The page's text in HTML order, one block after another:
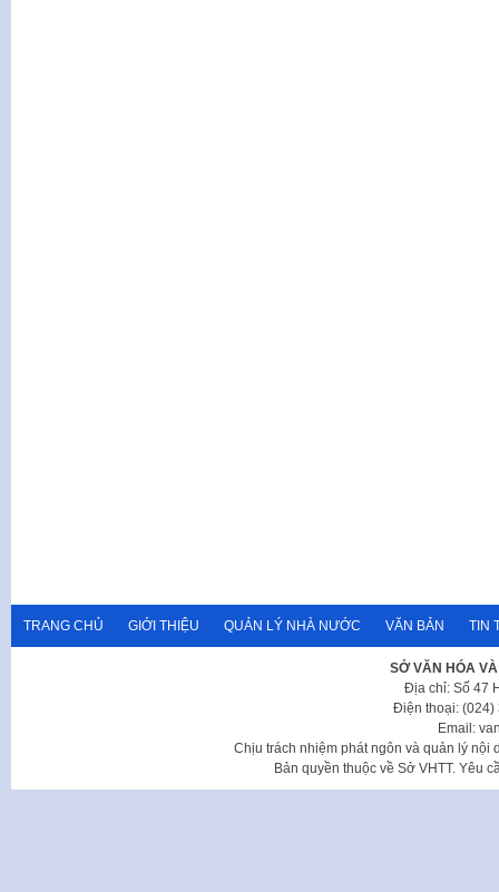
TRANG CHỦ GIỚI THIỆU QUẢN LÝ NHÀ NƯỚC VĂN BẢN TIN
SỞ VĂN HÓA
Địa chỉ: Số 47
Điện thoại: (024)
Email:
Chịu trách nhiệm phát ngôn và quản lý nội
Bản quyền thuộc về Sở VHTT. Yêu